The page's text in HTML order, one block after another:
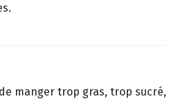
manger trop gras, trop sucré,